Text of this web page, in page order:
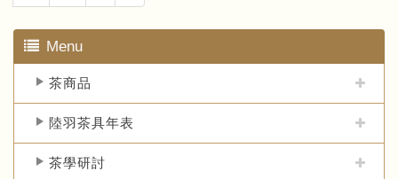
Menu
茶商品
陸羽茶具年表
茶學研討